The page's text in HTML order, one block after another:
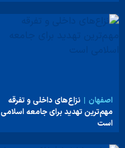
اصفهان
نزاع‌های داخلی و تفرقه
مهم‌ترین تهدید برای جامعه اسلامی
است